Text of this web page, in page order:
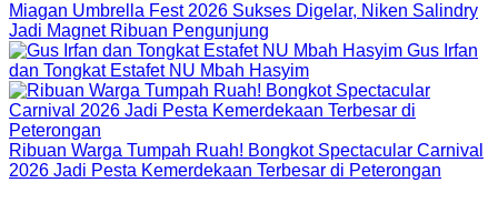
Miagan Umbrella Fest 2026 Sukses Digelar, Niken Salindry
Jadi Magnet Ribuan Pengunjung
Gus Irfan
dan Tongkat Estafet NU Mbah Hasyim
Ribuan Warga Tumpah Ruah! Bongkot Spectacular Carnival
2026 Jadi Pesta Kemerdekaan Terbesar di Peterongan